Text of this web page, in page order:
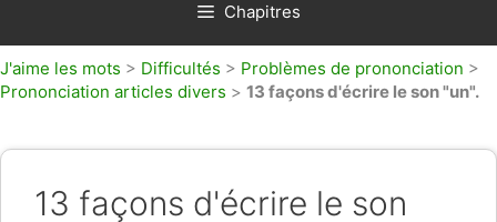
Chapitres
J'aime les mots > Difficultés > Problèmes de prononciation >
Prononciation articles divers > 13 façons d'écrire le son "un".
13 façons d'écrire le son